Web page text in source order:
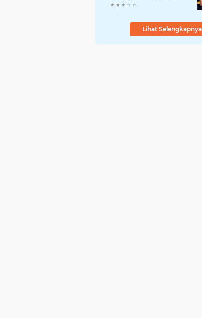
Wagub Dek Fadh
Lihat Selengkapnya